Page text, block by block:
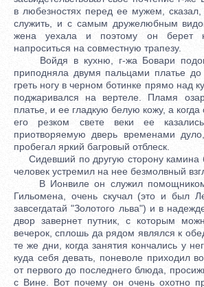
в любезностях перед ее мужем,
служить, и с самым дружелюбным
жена уехала и поэтому он берет
напроситься на совместную трапезу.
Войдя в кухню, г-жа Бовари
приподняла двумя пальцами платье
греть ногу в черном ботинке прямо над
поджаривался на вертеле. Пламя
платье, и ее гладкую белую кожу, а
его резком свете веки ее
приотворяемую дверь временами
пробегал яркий багровый отблеск.
Сидевший по другую сторону камина
человек устремил на нее безмолвный
В Ионвиле он служил помощником
Гильомена, очень скучал (это и был
завсегдатай "Золотого льва") и в
двор завернет путник, с которым
вечерок, сплошь да рядом являлся к
те же дни, когда занятия кончались у
куда себя девать, поневоле приходил
от первого до последнего блюда,
с Вине. Вот почему он очень охотно